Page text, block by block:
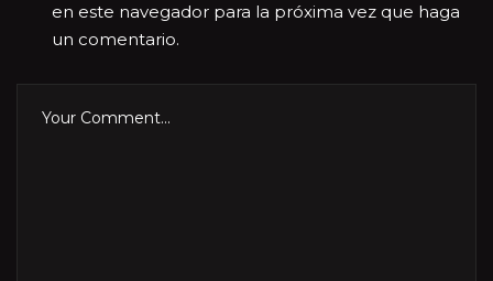
en este navegador para la próxima vez que haga
un comentario.